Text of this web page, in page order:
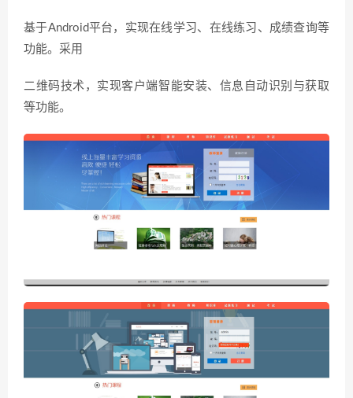
基于Android平台，实现在线学习、在线练习、成绩查询等
功能。采用
二维码技术，实现客户端智能安装、信息自动识别与获取
等功能。